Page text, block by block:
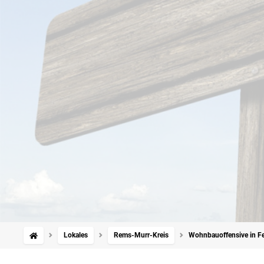
Lokales Rems-Murr-Kreis Wohnbauoffensive in